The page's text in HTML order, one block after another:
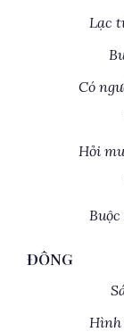
Lạc
Có
Hỏi
ĐÔNG
Hình